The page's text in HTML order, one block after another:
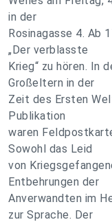
in der
Rosinagasse 4. Ab
„Der verblasste
Krieg“ zu hören. In
Großeltern in der
Zeit des Ersten
Publikation
waren
Sowohl das Leid
von
Entbehrungen der
Anverwandten im
zur Sprache. Der